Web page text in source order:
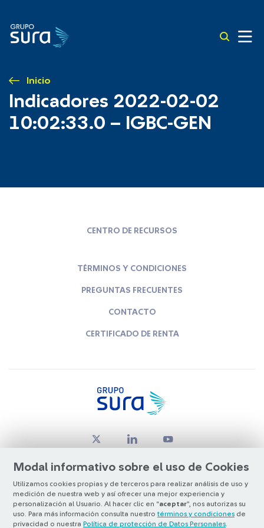
Inicio
Indicadores 2022-02-02
10:02:33.0 – IGBC-GEN
Modal informativo sobre el uso de Cookies
Utilizamos cookies propias y de terceros para realizar análisis de uso y
medición de nuestra web y así ofrecer una mejor experiencia y
personalización al Usuario. Al hacer clic en “aceptar”, nos autorizas su
uso. Para más información consulta nuestro términos y condiciones de
privacidad o nuestra Política de protección de Datos Personales
CENTRO DE RECURSOS
TÉRMINOS Y CONDICIONES
PREGUNTAS FRECUENTES
CONTACTO
CERTIFICADO DE RENTA
© Copyright Grupo SURA 2026